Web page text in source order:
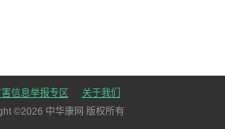
害信息举报专区
关于我们
©2026 中华康网 版权所有